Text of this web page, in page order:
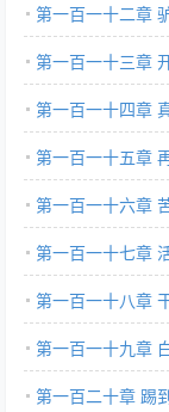
第一百一十二章
第一百一十三章
第一百一十四章
第一百一十五章
第一百一十六章
第一百一十七章
第一百一十八章
第一百一十九章
第一百二十章 踢